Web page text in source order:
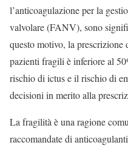
l’anticoagulazione per la
valvolare (FANV), sono
questo motivo, la
pazienti fragili è inferiore al
rischio di ictus e il rischio di
decisioni in merito alla
La fragilità è una ragione
raccomandate di